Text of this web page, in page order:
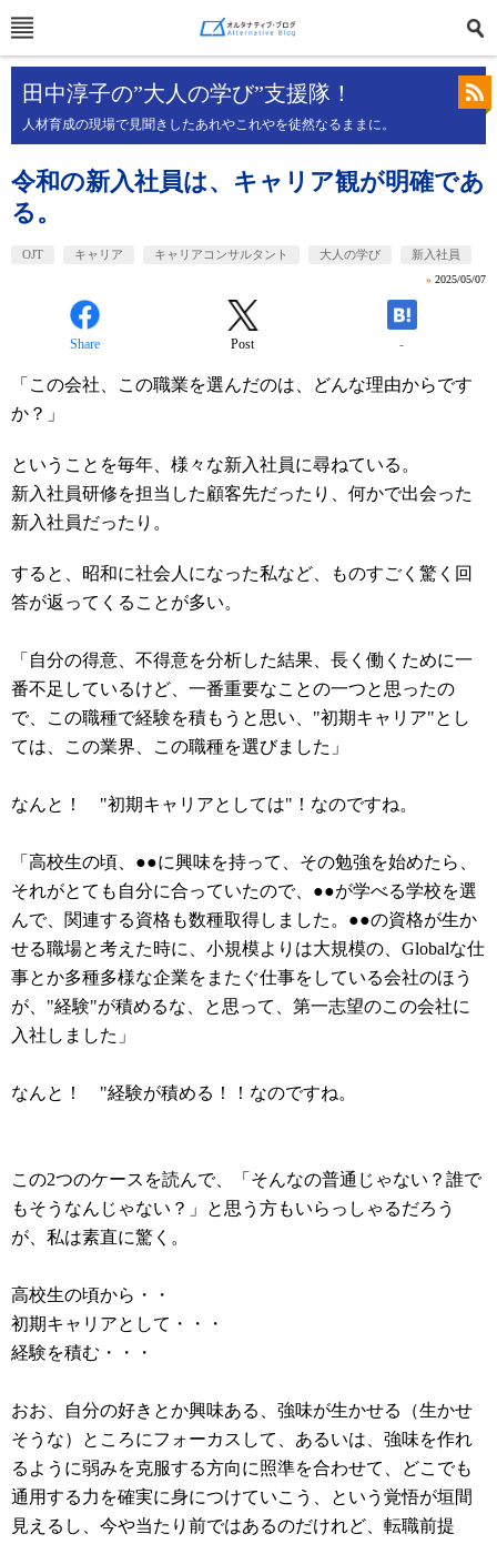
田中淳子の”大人の学び”支援隊！
人材育成の現場で見聞きしたあれやこれやを徒然なるままに。
令和の新入社員は、キャリア観が明確であ
る。
OJT キャリア キャリアコンサルタント 大人の学び 新入社員
» 2025/05/07
Share Post -
「この会社、この職業を選んだのは、どんな理由からです
か？」
ということを毎年、様々な新入社員に尋ねている。
新入社員研修を担当した顧客先だったり、何かで出会った
新入社員だったり。
すると、昭和に社会人になった私など、ものすごく驚く回
答が返ってくることが多い。
「自分の得意、不得意を分析した結果、長く働くために一
番不足しているけど、一番重要なことの一つと思ったの
で、この職種で経験を積もうと思い、"初期キャリア"とし
ては、この業界、この職種を選びました」
なんと！ "初期キャリアとしては"！なのですね。
「高校生の頃、●●に興味を持って、その勉強を始めたら、
それがとても自分に合っていたので、●●が学べる学校を選
んで、関連する資格も数種取得しました。●●の資格が生か
せる職場と考えた時に、小規模よりは大規模の、Globalな仕
事とか多種多様な企業をまたぐ仕事をしている会社のほう
が、"経験"が積めるな、と思って、第一志望のこの会社に
入社しました」
なんと！ "経験が積める！！なのですね。
この2つのケースを読んで、「そんなの普通じゃない？誰で
もそうなんじゃない？」と思う方もいらっしゃるだろう
が、私は素直に驚く。
高校生の頃から・・
初期キャリアとして・・・
経験を積む・・・
おお、自分の好きとか興味ある、強味が生かせる（生かせ
そうな）ところにフォーカスして、あるいは、強味を作れ
るように弱みを克服する方向に照準を合わせて、どこでも
通用する力を確実に身につけていこう、という覚悟が垣間
見えるし、今や当たり前ではあるのだけれど、転職前提